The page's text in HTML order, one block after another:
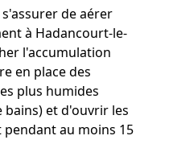
de aérer
à Hadancourt-le-
l'accumulation
en place des
plus humides
bains) et d'ouvrir les
au moins 15